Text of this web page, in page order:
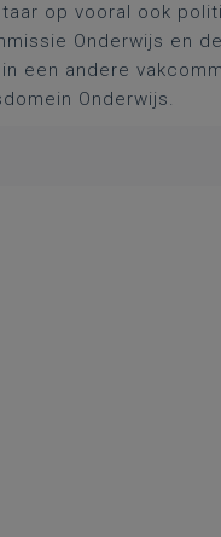
op vooral ook
Onderwijs en
een andere
Onderwijs.